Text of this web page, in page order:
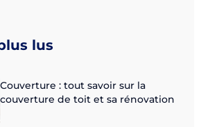
lus
Couverture : tout savoir sur la
couverture de toit et sa rénovation